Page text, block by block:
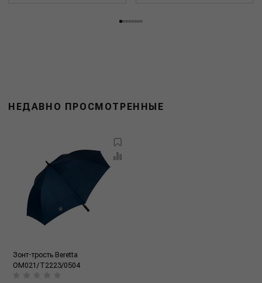
НЕДАВНО ПРОСМОТРЕННЫЕ
Зонт-трость Beretta
OM021/T2223/0504